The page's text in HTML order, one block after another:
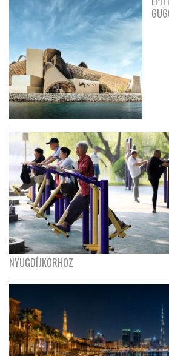
NYUGDÍJKORHOZ